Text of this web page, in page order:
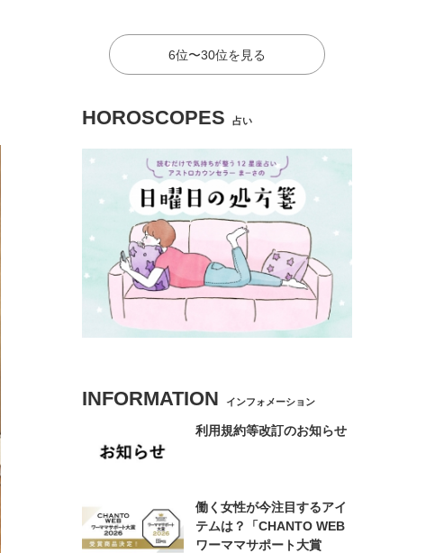
6位〜30位を見る
HOROSCOPES 占い
INFORMATION インフォメーション
利用規約等改訂のお知らせ
働く女性が今注目するアイ
テムは？「CHANTO WEB
ワーママサポート大賞